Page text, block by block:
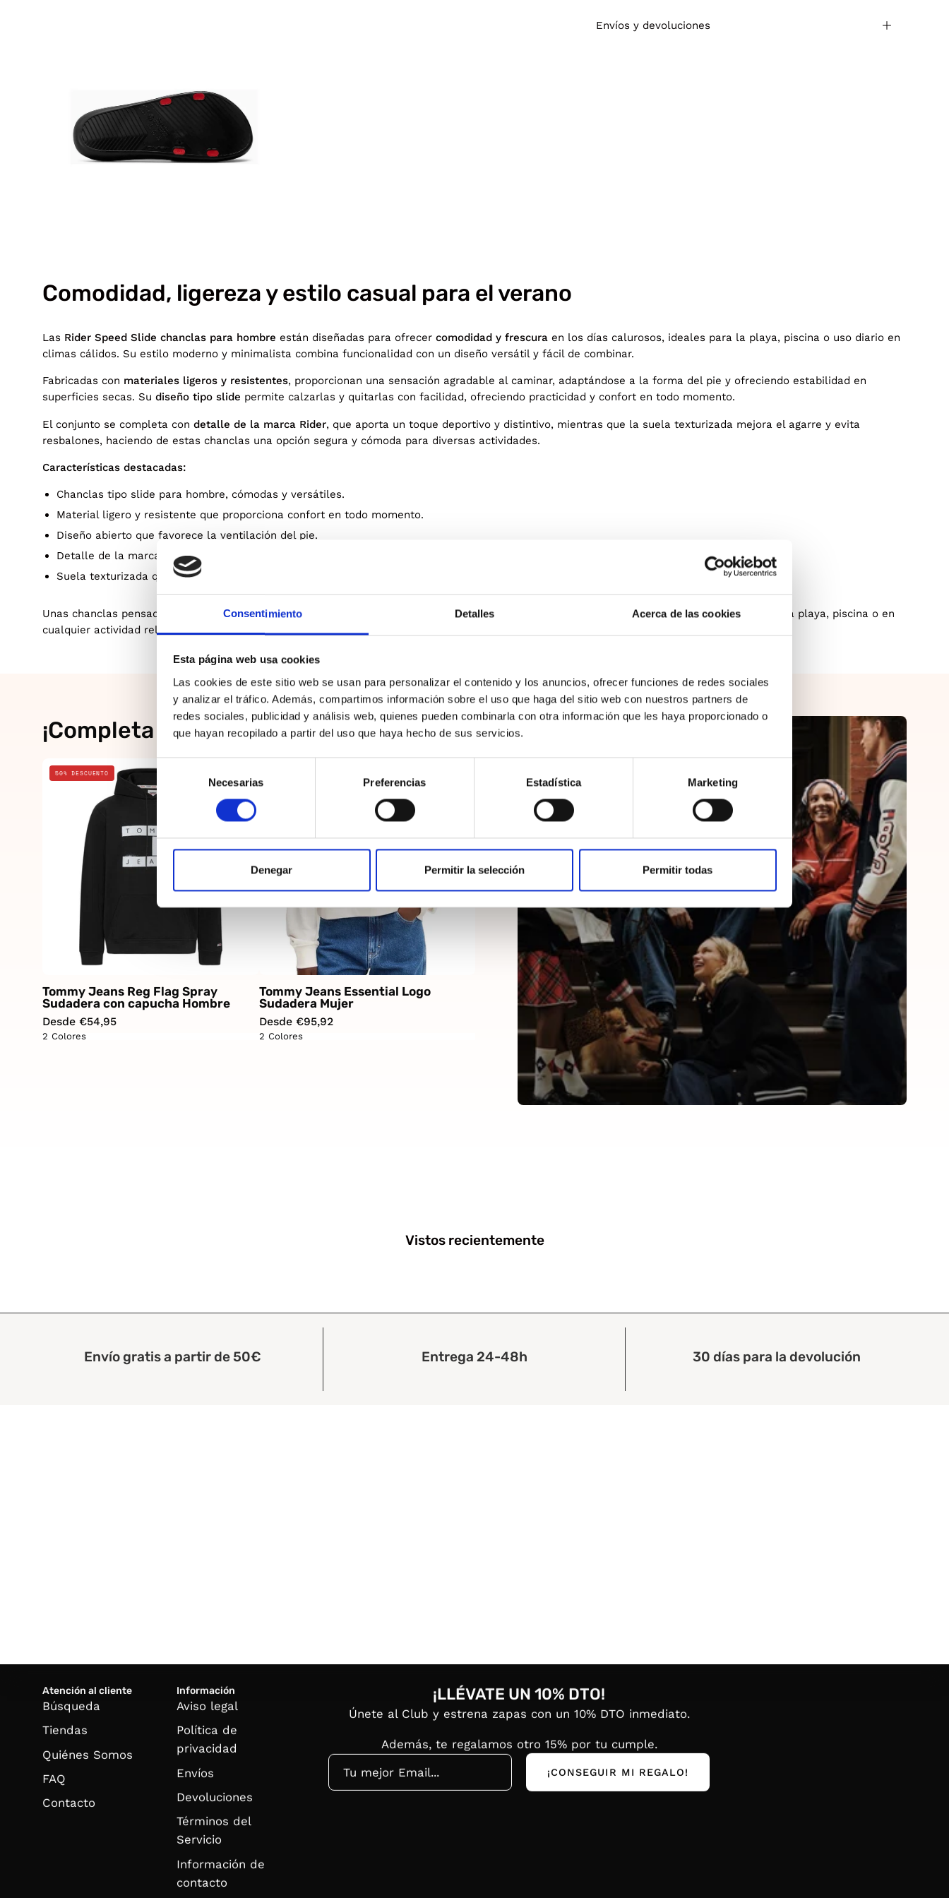
Consentimiento Detalles Acerca de las cookies
Esta página web usa cookies
Las cookies de este sitio web se usan para personalizar el contenido y los anuncios, ofrecer funciones de redes sociales
y analizar el tráfico. Además, compartimos información sobre el uso que haga del sitio web con nuestros partners de
redes sociales, publicidad y análisis web, quienes pueden combinarla con otra información que les haya proporcionado o
que hayan recopilado a partir del uso que haya hecho de sus servicios.
Selección
de
consentimiento
Necesarias Preferencias Estadística Marketing
Denegar Permitir la selección Permitir todas
Envíos y devoluciones
Comodidad, ligereza y estilo casual para el verano
Las Rider Speed Slide chanclas para hombre están diseñadas para ofrecer comodidad y frescura en los días calurosos, ideales para la playa, piscina o uso diario en
climas cálidos. Su estilo moderno y minimalista combina funcionalidad con un diseño versátil y fácil de combinar.
Fabricadas con materiales ligeros y resistentes, proporcionan una sensación agradable al caminar, adaptándose a la forma del pie y ofreciendo estabilidad en
superficies secas. Su diseño tipo slide permite calzarlas y quitarlas con facilidad, ofreciendo practicidad y confort en todo momento.
El conjunto se completa con detalle de la marca Rider, que aporta un toque deportivo y distintivo, mientras que la suela texturizada mejora el agarre y evita
resbalones, haciendo de estas chanclas una opción segura y cómoda para diversas actividades.
Características destacadas:
Chanclas tipo slide para hombre, cómodas y versátiles.
Material ligero y resistente que proporciona confort en todo momento.
Diseño abierto que favorece la ventilación del pie.
Detalle de la marca Rider que aporta estilo reconocible.
Suela texturizada que mejora la tracción y seguridad al caminar.
Unas chanclas pensadas para hombres que buscan comodidad, practicidad y estilo casual
, perfectas para acompañarte durante el verano, en la playa, piscina o en
cualquier actividad relajada al aire libre.
¡Completa el look!
Negro
50% DESCUENTO
Tommy Jeans Reg Flag Spray
Sudadera con capucha Hombre
Desde €54,95
2 Colores
Tommy Jeans Essential Logo
Sudadera Mujer
Desde €95,92
2 Colores
Vistos recientemente
Envío gratis a partir de 50€ Entrega 24-48h 30 días para la devolución
Atención al cliente
Búsqueda
Tiendas
Quiénes Somos
FAQ
Contacto
Información
Aviso legal
Política de
privacidad
Envíos
Devoluciones
Términos del
Servicio
Información de
contacto
¡LLÉVATE UN 10% DTO!
Únete al Club y estrena zapas con un 10% DTO inmediato.
Además, te regalamos otro 15% por tu cumple.
¡CONSEGUIR MI REGALO!